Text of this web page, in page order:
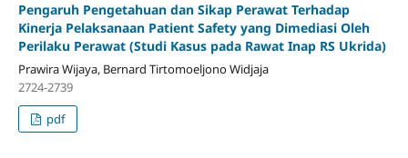
Pengaruh Pengetahuan dan Sikap Perawat Terhadap
Kinerja Pelaksanaan Patient Safety yang Dimediasi Oleh
Perilaku Perawat (Studi Kasus pada Rawat Inap RS Ukrida)
Prawira Wijaya, Bernard Tirtomoeljono Widjaja
2724-2739
pdf